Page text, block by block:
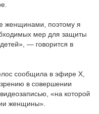
женщинами, поэтому я
мер для защиты
— говорится в
сообщила в эфире X,
в совершении
«на которой
женщины».